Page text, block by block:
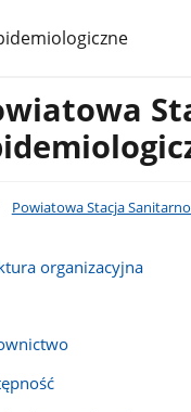
Powiatowa Stacja
organizacyjna